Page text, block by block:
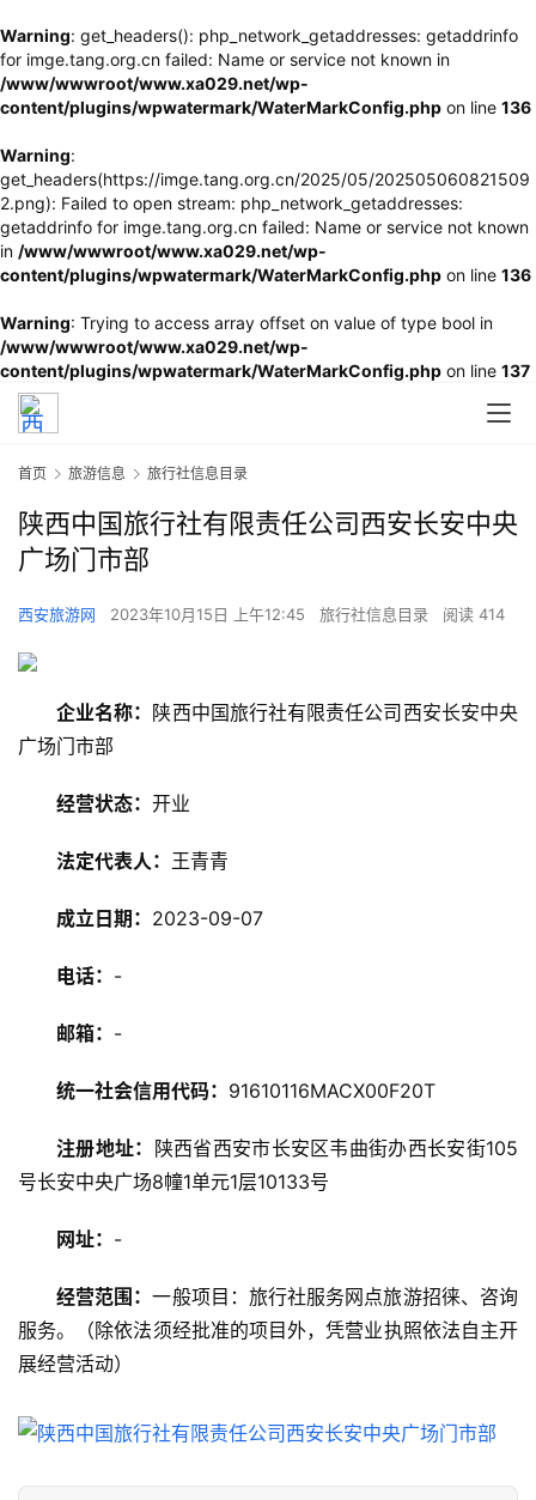
Warning: get_headers(): php_network_getaddresses: getaddrinfo
for imge.tang.org.cn failed: Name or service not known in
/www/wwwroot/www.xa029.net/wp-
content/plugins/wpwatermark/WaterMarkConfig.php on line 136
Warning:
get_headers(https://imge.tang.org.cn/2025/05/202505060821509
2.png): Failed to open stream: php_network_getaddresses:
getaddrinfo for imge.tang.org.cn failed: Name or service not known
in /www/wwwroot/www.xa029.net/wp-
content/plugins/wpwatermark/WaterMarkConfig.php on line 136
Warning: Trying to access array offset on value of type bool in
/www/wwwroot/www.xa029.net/wp-
content/plugins/wpwatermark/WaterMarkConfig.php on line 137
食
门
景
游
首页 旅游信息 旅行社信息目录
陕西中国旅行社有限责任公司西安长安中央
广场门市部
西安旅游网 2023年10月15日 上午12:45 旅行社信息目录 阅读 414
企业名称： 陕西中国旅行社有限责任公司西安长安中央
广场门市部
经营状态： 开业
法定代表人： 王青青
成立日期： 2023-09-07
电话： -
邮箱： -
统一社会信用代码： 91610116MACX00F20T
注册地址：
陕西省西安市长安区韦曲街办西长安街105
号长安中央广场8幢1单元1层10133号
网址： -
经营范围：一般项目：旅行社服务网点旅游招徕、咨询
服务。（除依法须经批准的项目外，凭营业执照依法自主开
展经营活动）